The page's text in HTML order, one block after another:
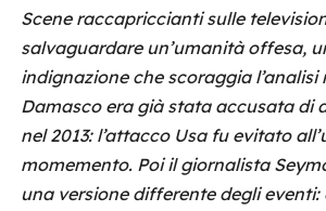
Scene raccapriccianti sulle
salvaguardare un’umanità offesa,
indignazione che scoraggia l’analisi
Damasco era già stata accusata di
nel 2013: l’attacco Usa fu evitato
momemento. Poi il giornalista
una versione differente degli eventi: